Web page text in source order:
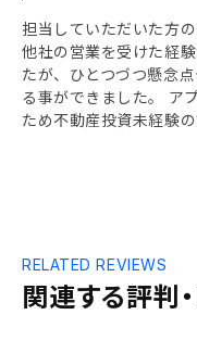
担当していただいた方
他社の営業を受けた経
たが、ひとつづつ懸念
る事ができました。 ア
ため不動産投資未経験
関連する評判
RELATED REVIEWS